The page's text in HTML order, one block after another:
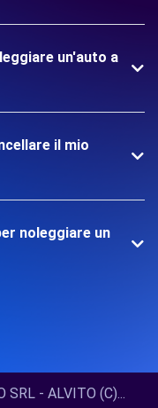
un'auto a
il mio
noleggiare un
SRL - ALVITO (C)...